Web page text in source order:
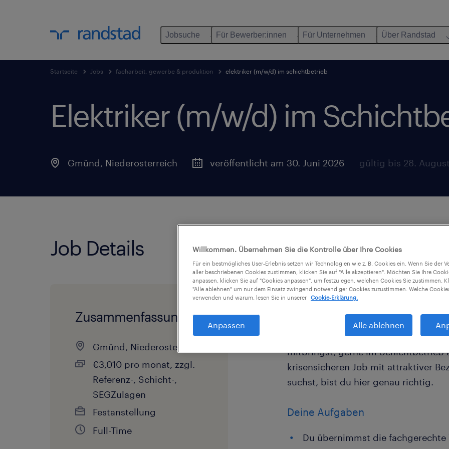
Jobsuche Für Bewerber:innen Für Unternehmen Über Randstad
Startseite Jobs facharbeit, gewerbe & produktion elektriker (m/w/d) im schichtbetrieb
Elektriker (m/w/d) im
Gmünd, Niederosterreich veröffentlicht am 30. Juni 2026 gültig bis 28.
Job Details
Zusammenfassung
Gmünd, Niederosterreich
€3,010 pro monat, zzgl.
Referenz-, Schicht-,
SEGZulagen
Festanstellung
Full-Time
Du brennst für Elektronik,
Industrieanlagen? Für unsere
sofort eine zuverlässige Fachkraft
Instandhaltung. Wenn du eine
mitbringst, gerne im Schichtbetrieb
krisensicheren Job mit attraktiver
suchst, bist du hier genau richtig.
Deine Aufgaben
Du übernimmst die
Willkommen. Übernehmen Sie die Kontrolle über Ihre Cookies
Für ein bestmögliches User-Erlebnis setzen wir Technologien wie z. B. Cookies ein. Wenn Sie der
aller beschriebenen Cookies zustimmen, klicken Sie auf "Alle akzeptieren". Möchten Sie Ihre
anpassen, klicken Sie auf "Cookies anpassen", um festzulegen, welchen Cookies Sie zustimmen.
"Alle ablehnen" um nur dem Einsatz zwingend notwendiger Cookies zuzustimmen. Welche
verwenden und warum, lesen Sie in unserer
Cookie-Erklärung.
Anpassen Alle ablehnen